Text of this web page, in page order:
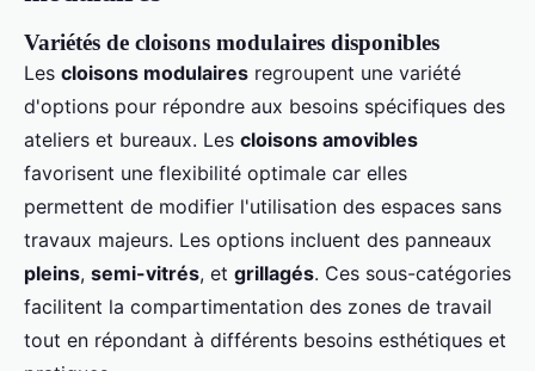
Variétés de cloisons modulaires disponibles
Les cloisons modulaires regroupent une variété
d'options pour répondre aux besoins spécifiques des
ateliers et bureaux. Les cloisons amovibles
favorisent une flexibilité optimale car elles
permettent de modifier l'utilisation des espaces sans
travaux majeurs. Les options incluent des panneaux
pleins, semi-vitrés, et grillagés. Ces sous-catégories
facilitent la compartimentation des zones de travail
tout en répondant à différents besoins esthétiques et